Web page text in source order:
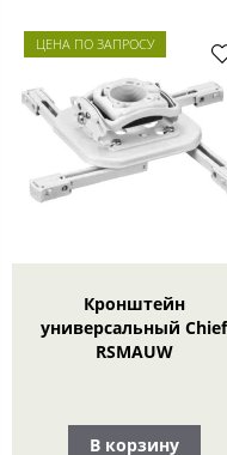
ЦЕНА ПО ЗАПРОСУ
Кронштейн
универсальный Chief
RSMAUW
В корзину